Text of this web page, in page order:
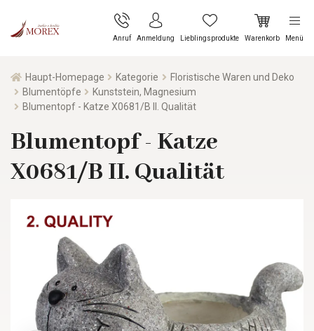
Anruf Anmeldung Lieblingsprodukte Warenkorb Menü
Haupt-Homepage Kategorie
Floristische Waren und Deko
Blumentöpfe
Kunststein, Magnesium
Blumentopf - Katze X0681/B II. Qualität
Blumentopf - Katze
X0681/B II. Qualität